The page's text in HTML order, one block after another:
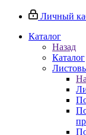
Личный
Каталог
Назад
Каталог